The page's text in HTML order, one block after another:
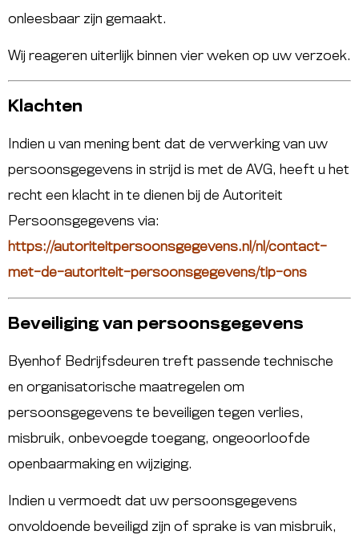
onleesbaar zijn gemaakt.
Wij reageren uiterlijk binnen vier weken op uw verzoek.
Klachten
Indien u van mening bent dat de verwerking van uw
persoonsgegevens in strijd is met de AVG, heeft u het
recht een klacht in te dienen bij de Autoriteit
Persoonsgegevens via:
https://autoriteitpersoonsgegevens.nl/nl/contact-
met-de-autoriteit-persoonsgegevens/tip-ons
Beveiliging van persoonsgegevens
Byenhof Bedrijfsdeuren treft passende technische
en organisatorische maatregelen om
persoonsgegevens te beveiligen tegen verlies,
misbruik, onbevoegde toegang, ongeoorloofde
openbaarmaking en wijziging.
Indien u vermoedt dat uw persoonsgegevens
onvoldoende beveiligd zijn of sprake is van misbruik,